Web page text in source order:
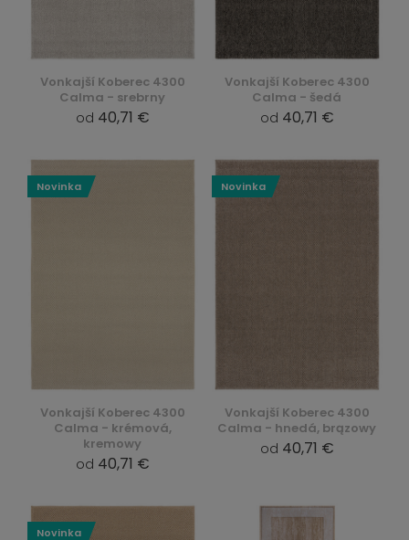
Vonkajší Koberec 4300
Calma - srebrny
od 40,71 €
Vonkajší Koberec 4300
Calma - šedá
od 40,71 €
Vonkajší Koberec 4300
Calma - krémová,
kremowy
od 40,71 €
Novinka
Vonkajší Koberec 4300
Calma - hnedá, brązowy
od 40,71 €
Novinka
Novinka